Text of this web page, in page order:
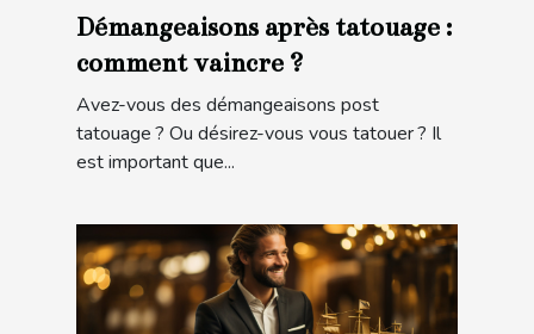
Démangeaisons après tatouage :
comment vaincre ?
Avez-vous des démangeaisons post
tatouage ? Ou désirez-vous vous tatouer ? Il
est important que...